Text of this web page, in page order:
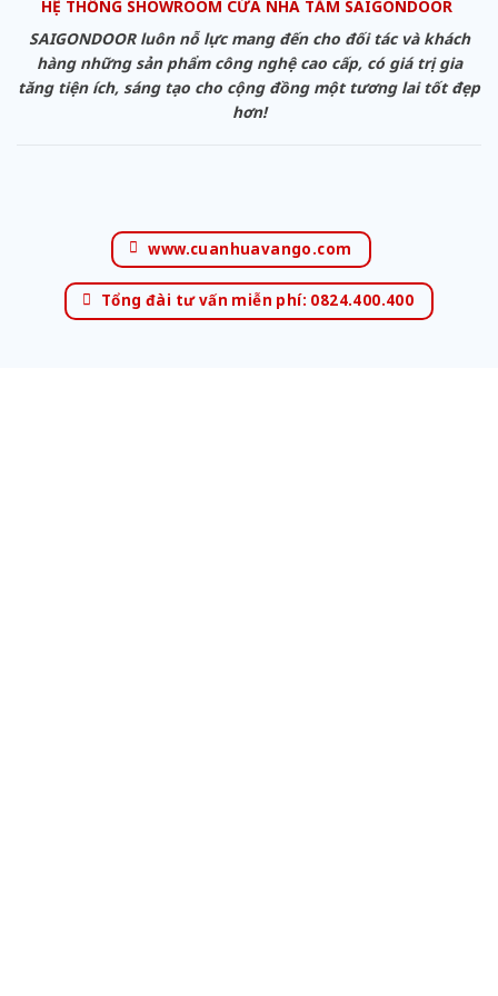
HỆ THỐNG SHOWROOM CỬA NHÀ TẮM SAIGONDOOR
SAIGONDOOR luôn nỗ lực mang đến cho đối tác và khách
hàng những sản phẩm công nghệ cao cấp, có giá trị gia
tăng tiện ích, sáng tạo cho cộng đồng một tương lai tốt đẹp
hơn!
www.cuanhuavango.com
Tổng đài tư vấn miễn phí: 0824.400.400